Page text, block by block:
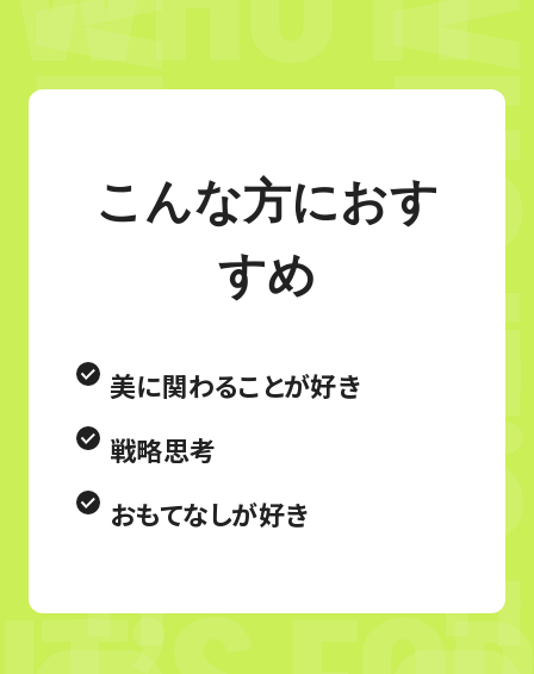
こんな方におす
すめ
美に関わることが好き
戦略思考
おもてなしが好き